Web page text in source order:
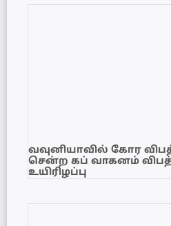
வவுனியாவில் கோர
சென்ற கப் வாகனம்
உயிரிழப்பு